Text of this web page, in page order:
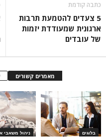
כתבה קודמת
5 צעדים להטמעת תרבות
ארגונית שמעודדת יזמות
של עובדים
מאמרים קשורים
ניהול משאבי בלוגים